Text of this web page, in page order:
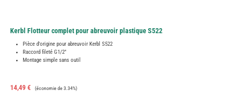
Kerbl Flotteur complet pour abreuvoir plastique S522
Pièce d'origine pour abreuvoir Kerbl S522
Raccord fileté G1/2"
Montage simple sans outil
Prix de vente :
14,49 € Prix régulier :
(économie de 3.34%)